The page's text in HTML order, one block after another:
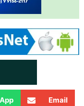
Email